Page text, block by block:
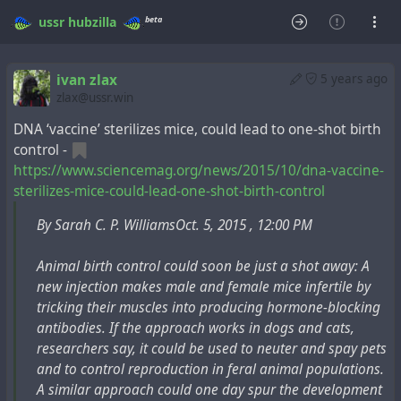
ussr hubzilla beta
5 years ago
ivan zlax
zlax@ussr.win
DNA ‘vaccine’ sterilizes mice, could lead to one-shot birth
control -
https://www.sciencemag.org/news/2015/10/dna-vaccine-
sterilizes-mice-could-lead-one-shot-birth-control
By Sarah C. P. WilliamsOct. 5, 2015 , 12:00 PM
Animal birth control could soon be just a shot away: A
new injection makes male and female mice infertile by
tricking their muscles into producing hormone-blocking
antibodies. If the approach works in dogs and cats,
researchers say, it could be used to neuter and spay pets
and to control reproduction in feral animal populations.
A similar approach could one day spur the development